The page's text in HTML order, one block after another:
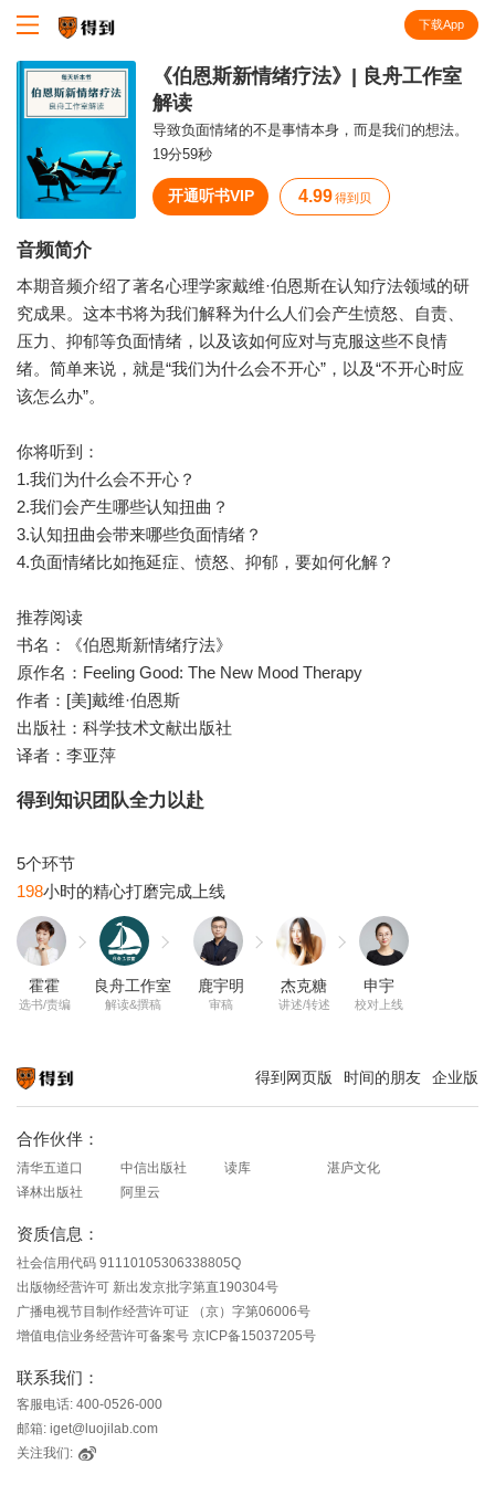
下载App
《伯恩斯新情绪疗法》| 良舟工作室
解读
导致负面情绪的不是事情本身，而是我们的想法。
19分59秒
开通听书VIP 4.99 得到贝
音频简介
本期音频介绍了著名心理学家戴维·伯恩斯在认知疗法领域的研
究成果。这本书将为我们解释为什么人们会产生愤怒、自责、
压力、抑郁等负面情绪，以及该如何应对与克服这些不良情
绪。简单来说，就是“我们为什么会不开心”，以及“不开心时应
该怎么办”。
你将听到：
1.我们为什么会不开心？
2.我们会产生哪些认知扭曲？
3.认知扭曲会带来哪些负面情绪？
4.负面情绪比如拖延症、愤怒、抑郁，要如何化解？
推荐阅读
书名：《伯恩斯新情绪疗法》
原作名：Feeling Good: The New Mood Therapy
作者：[美]戴维·伯恩斯
出版社：科学技术文献出版社
译者：李亚萍
得到知识团队全力以赴
198
霍霍
选书/责编
良舟工作室
解读&撰稿
鹿宇明
审稿
杰克糖
讲述/转述
申宇
校对上线
得到网页版 时间的朋友 企业版
合作伙伴：
清华五道口 中信出版社 读库
湛庐文化
译林出版社
阿里云
资质信息：
社会信用代码 91110105306338805Q
出版物经营许可 新出发京批字第直190304号
广播电视节目制作经营许可证 （京）字第06006号
增值电信业务经营许可备案号 京ICP备15037205号
联系我们：
客服电话: 400-0526-000
邮箱: iget@luojilab.com
关注我们: